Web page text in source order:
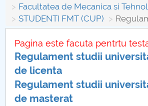
Despre Universitate
Centrul de Management al
Consiliul de Administratie
Nr. de telefon si adrese Facultăți
Facultatea de Mecanica si
STUDENTI FMT (CUP)
Pagina este facuta pentrtu
Regulament studii
de licenta
Regulament studii
de masterat